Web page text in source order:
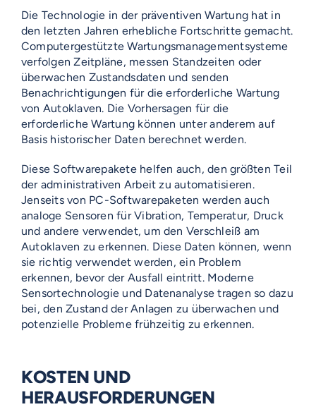
Die Technologie in der präventiven Wartung hat in
den letzten Jahren erhebliche Fortschritte gemacht.
Computergestützte Wartungsmanagementsysteme
verfolgen Zeitpläne, messen Standzeiten oder
überwachen Zustandsdaten und senden
Benachrichtigungen für die erforderliche Wartung
von Autoklaven. Die Vorhersagen für die
erforderliche Wartung können unter anderem auf
Basis historischer Daten berechnet werden.
Diese Softwarepakete helfen auch, den größten Teil
der administrativen Arbeit zu automatisieren.
Jenseits von PC-Softwarepaketen werden auch
analoge Sensoren für Vibration, Temperatur, Druck
und andere verwendet, um den Verschleiß am
Autoklaven zu erkennen. Diese Daten können, wenn
sie richtig verwendet werden, ein Problem
erkennen, bevor der Ausfall eintritt. Moderne
Sensortechnologie und Datenanalyse tragen so dazu
bei, den Zustand der Anlagen zu überwachen und
potenzielle Probleme frühzeitig zu erkennen.
KOSTEN UND
HERAUSFORDERUNGEN